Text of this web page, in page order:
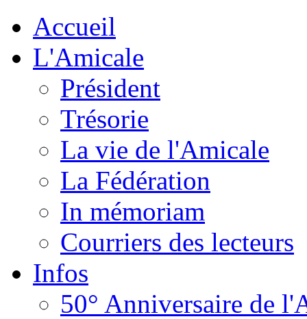
Accueil
L'Amicale
Président
Trésorie
La vie de l'Amicale
La Fédération
In mémoriam
Courriers des lecteurs
Infos
50° Anniversaire de